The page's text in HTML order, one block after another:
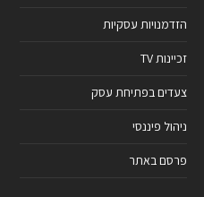
הזדמנויות עסקיות
זכיינות TV
צעדים בפתיחת עסק
ניהול פיננסי
פרסם באתר